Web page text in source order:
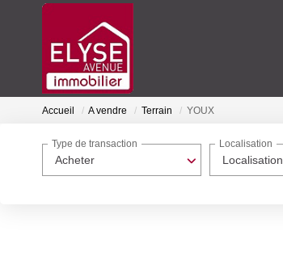
Accueil A vendre Terrain YOUX
Acheter
Type de transaction
Localisation
Localisation